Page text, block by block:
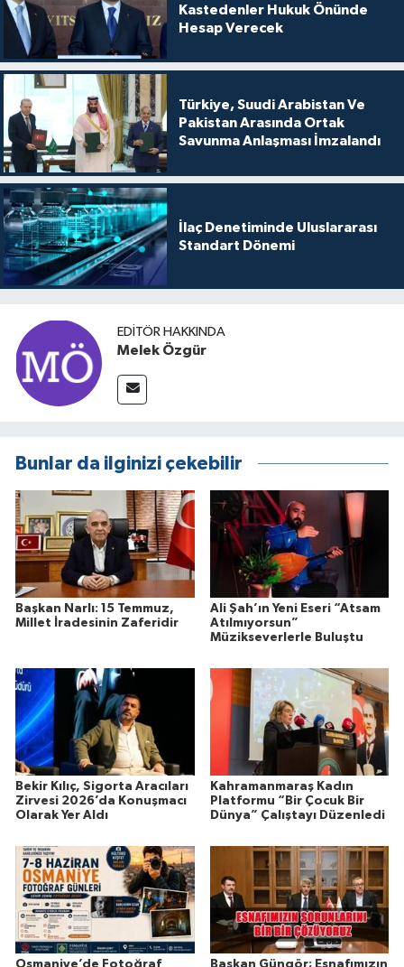
Kastedenler Hukuk Önünde
Hesap Verecek
Türkiye, Suudi Arabistan Ve
Pakistan Arasında Ortak
Savunma Anlaşması İmzalandı
İlaç Denetiminde Uluslararası
Standart Dönemi
EDITÖR HAKKINDA
Melek Özgür
Bunlar da ilginizi çekebilir
Başkan Narlı: 15 Temmuz,
Millet İradesinin Zaferidir
Ali Şah’ın Yeni Eseri “Atsam
Atılmıyorsun”
Müzikseverlerle Buluştu
Bekir Kılıç, Sigorta Aracıları
Zirvesi 2026’da Konuşmacı
Olarak Yer Aldı
Kahramanmaraş Kadın
Platformu “Bir Çocuk Bir
Dünya” Çalıştayı Düzenledi
Osmaniye’de Fotoğraf Başkan Güngör; Esnafımızın